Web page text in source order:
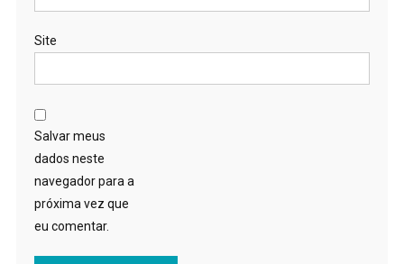
Site
Salvar meus
dados neste
navegador para a
próxima vez que
eu comentar.